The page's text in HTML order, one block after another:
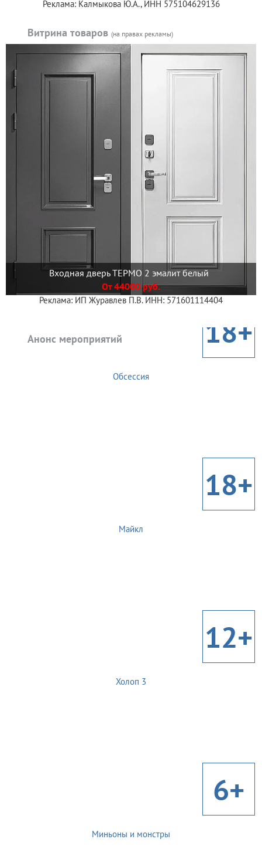
Реклама: Калмыкова Ю.А., ИНН 575104629136
Витрина товаров (на правах рекламы)
Входная дверь ТЕРМО 2 эмалит белый
От 44000 руб.
Реклама: ИП Журавлев П.В. ИНН: 571601114404
Анонс мероприятий 18+
Обсессия
18+
Майкл
12+
Холоп 3
6+
Миньоны и монстры